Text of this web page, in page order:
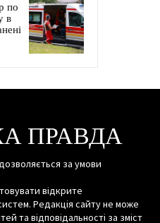
по
в
ПРАВДА
за умови
відкрите
Редакція сайту не може
та відповідальності за зміст